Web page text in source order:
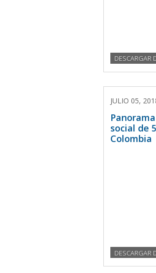
DESCARGAR
JULIO 05,
social de
Colombia
DESCARGAR